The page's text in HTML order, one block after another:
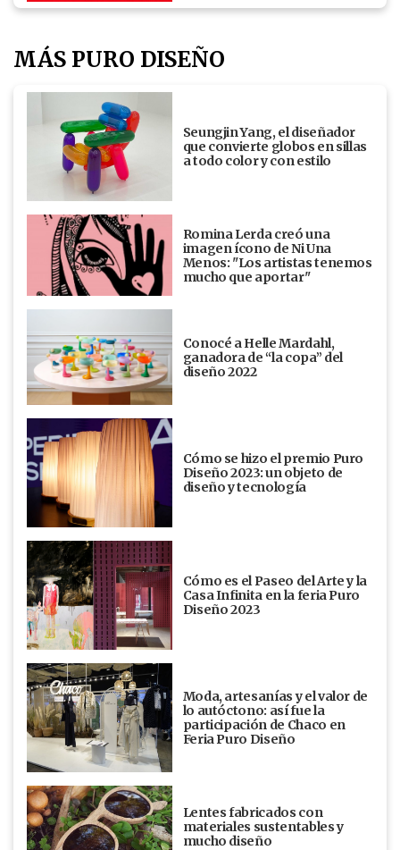
MÁS PURO DISEÑO
Seungjin Yang, el diseñador
que convierte globos en sillas
a todo color y con estilo
Romina Lerda creó una
imagen ícono de Ni Una
Menos: "Los artistas tenemos
mucho que aportar"
Conocé a Helle Mardahl,
ganadora de “la copa” del
diseño 2022
Cómo se hizo el premio Puro
Diseño 2023: un objeto de
diseño y tecnología
Cómo es el Paseo del Arte y la
Casa Infinita en la feria Puro
Diseño 2023
Moda, artesanías y el valor de
lo autóctono: así fue la
participación de Chaco en
Feria Puro Diseño
Lentes fabricados con
materiales sustentables y
mucho diseño